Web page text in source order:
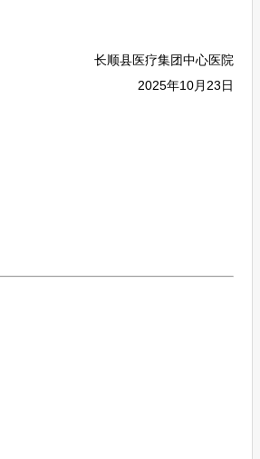
长顺县医疗集团中心医院
2025年10月23日